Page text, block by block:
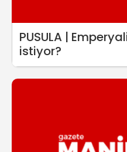
PUSULA |
istiyor?